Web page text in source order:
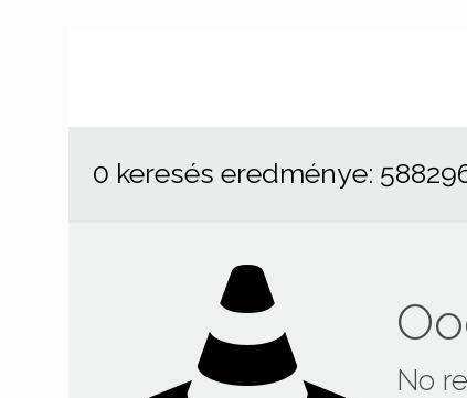
0 keresés eredménye:
No